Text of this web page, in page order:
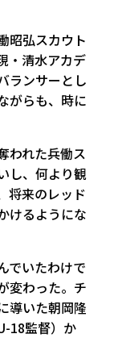
昭弘スカウト
・清水アカデ
ランサーとし
がらも、時に
われた兵働ス
し、何より観
将来のレッド
けるようにな
でいたわけで
変わった。チ
導いた朝岡隆
18監督）か